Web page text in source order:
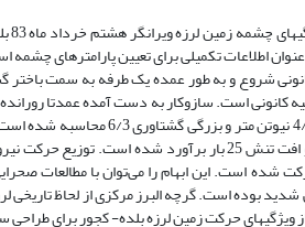
عنوان اطلاعات تکمیلی برای تعیین
است. سازوکار به دست آمده عمدتا رورانده
حدود 120 سانتیمتر و افت تنش 25 بار برآورد
شده است. این ابهام را می‌توان با مطالعات
بوده است. گرچه البرز مرکزی از لحاظ تاریخی
ویژگیهای حرکت زمین لرزه بلده- کجور برای